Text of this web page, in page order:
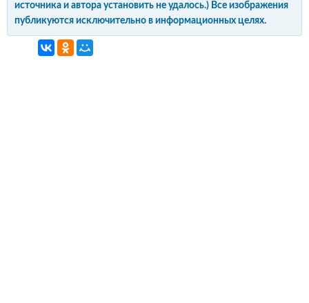
источника и автора установить не удалось.) Все изображения
публикуются исключительно в информационных целях.